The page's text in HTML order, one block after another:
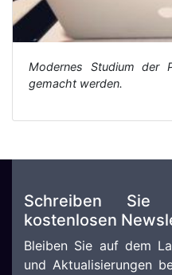
Modernes Studium der
gemacht werden.
Schreiben
kostenlosen
Bleiben Sie auf dem
und Aktualisierungen